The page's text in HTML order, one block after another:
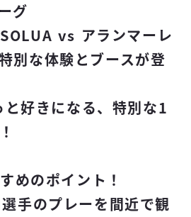
グ
vs アランマーレ
別な体験とブースが登
好きになる、特別な1
めのポイント！
手のプレーを間近で観